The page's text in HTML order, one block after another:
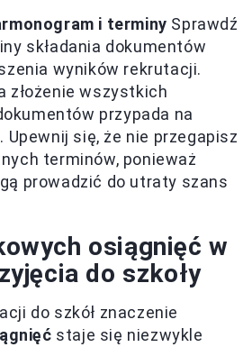
i terminy Sprawdź
składania dokumentów
wyników rekrutacji.
złożenie wszystkich
przypada na
Upewnij się, że nie przegapisz
terminów, ponieważ
prowadzić do utraty szans
osiągnięć w
do szkoły
do szkół znaczenie
staje się niezwykle